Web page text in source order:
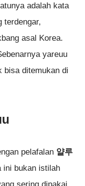
adalah kata
terdengar,
asal Korea.
yareuu
bisa ditemukan di
pelafalan 얄루
ini bukan istilah